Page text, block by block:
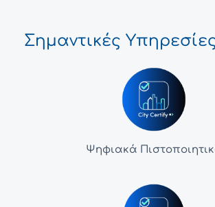
Σημαντικές
Ψηφιακά